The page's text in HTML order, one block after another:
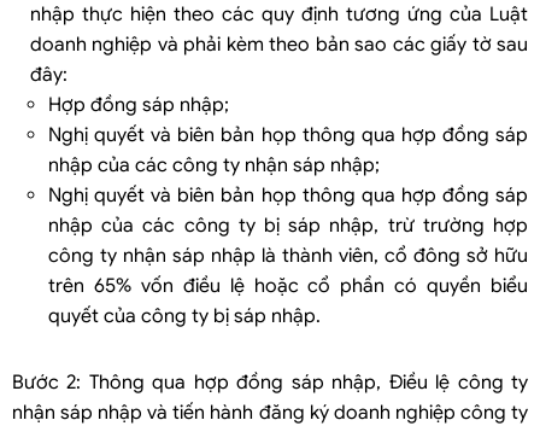
nhập thực hiện theo các quy định tương ứng của Luật
doanh nghiệp và phải kèm theo bản sao các giấy tờ sau
đây:
Hợp đồng sáp nhập;
Nghị quyết và biên bản họp thông qua hợp đồng sáp
nhập của các công ty nhận sáp nhập;
Nghị quyết và biên bản họp thông qua hợp đồng sáp
nhập của các công ty bị sáp nhập, trừ trường hợp
công ty nhận sáp nhập là thành viên, cổ đông sở hữu
trên 65% vốn điều lệ hoặc cổ phần có quyền biểu
quyết của công ty bị sáp nhập.
Bước 2: Thông qua hợp đồng sáp nhập, Điều lệ công ty
nhận sáp nhập và tiến hành đăng ký doanh nghiệp công ty